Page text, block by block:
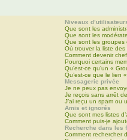
Niveaux
Que sont les
Que sont les
Que sont les groupes
Où trouver la liste des
Comment devenir
Pourquoi certains
Qu’est-ce qu’un «
Qu’est-ce que le lien
Messagerie privée
Je ne peux pas
Je reçois sans arrêt
J’ai reçu un spam ou
Amis et ignorés
Que sont mes listes
Comment puis-je
Recherche dans les
Comment rechercher